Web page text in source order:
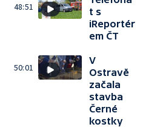
48:51
t s
iReportér
em ČT
50:01
V
Ostravě
začala
stavba
Černé
kostky